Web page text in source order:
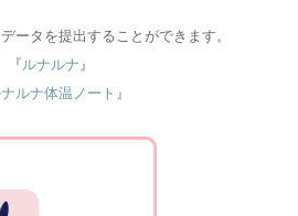
ータを提出することができます。
『ルナルナ 』
ルナ体温ノート 』